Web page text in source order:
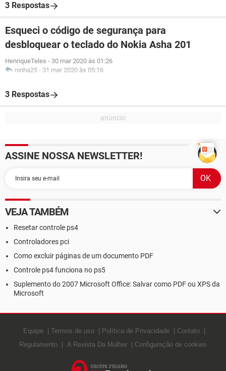
3 Respostas
Esqueci o código de segurança para
desbloquear o teclado do Nokia Asha 201
HenriqueTeles - 30 mar 2020 às 01:26
ninha25 - 31 mar 2020 às 05:16
3 Respostas
ASSINE NOSSA NEWSLETTER!
VEJA TAMBÉM
Resetar controle ps4
Controladores pci
Como excluir páginas de um documento PDF
Controle ps4 funciona no ps5
Suplemento do 2007 Microsoft Office: Salvar como PDF ou XPS da
Microsoft
Equipe Termos de uso Política de Privacidade
Contato
Regulamento
A Revista Da Mulher Configuração de cookies